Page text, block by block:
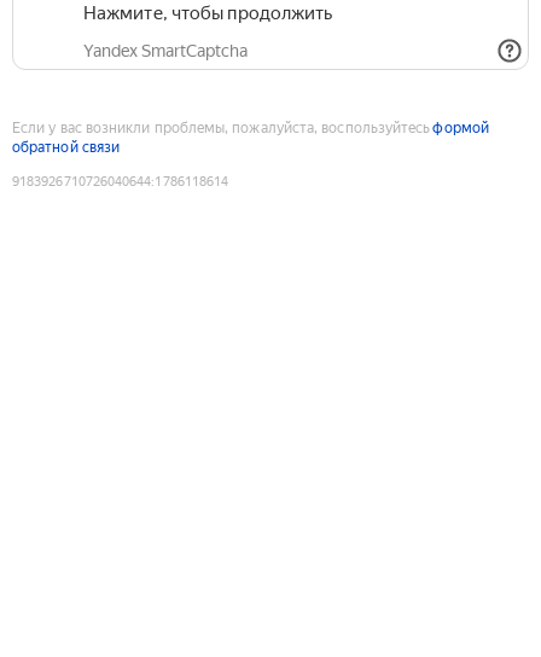
Нажмите, чтобы продолжить
Yandex SmartCaptcha
Если у вас возникли проблемы, пожалуйста, воспользуйтесьформой
обратной связи
9183926710726040644:1786118614